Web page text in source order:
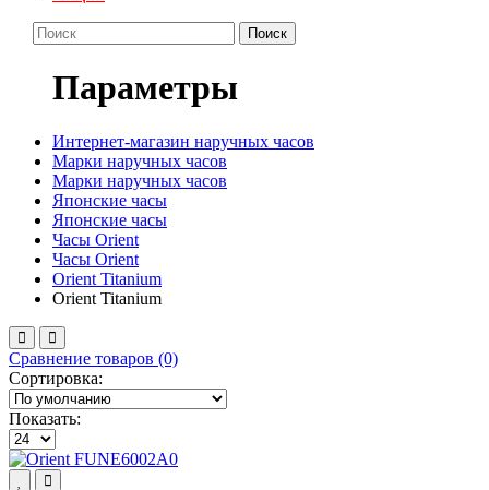
Поиск
Параметры
Интернет-магазин наручных часов
Марки наручных часов
Марки наручных часов
Японские часы
Японские часы
Часы Orient
Часы Orient
Orient Titanium
Orient Titanium
Сравнение товаров (0)
Сортировка:
Показать: